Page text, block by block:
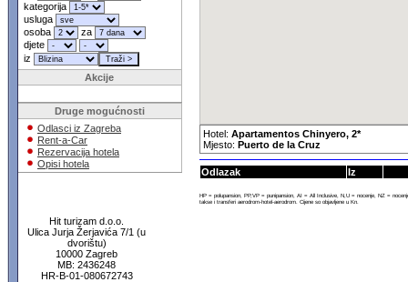
kategorija
usluga
osoba
za
djete
iz
Akcije
Druge mogućnosti
Odlasci iz Zagreba
Rent-a-Car
Rezervacija hotela
Opisi hotela
Hit turizam d.o.o.
Ulica Jurja Žerjavića 7/1 (u
dvorištu)
10000 Zagreb
MB: 2436248
HR-B-01-080672743
Hotel: Apartamentos Chinyero, 2*
Mjesto: Puerto de la Cruz
Odlazak Iz
HP = polupansion, PP,VP = punipansion, AI = All Inclusive, N,U = nocenje, NZ =
takse i transferi aerodrom-hotel-aerodrom. Cijene so objavljene u Kn.